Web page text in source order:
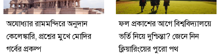
অযোধ্যার রামমন্দিরে অনুদান
কেলেঙ্কারি, প্রশ্নের মুখে মোদির
গর্বের প্রকল্প
ফল প্রকাশের আগে বিশ্ববিদ্যালয়ে
ভর্তি নিয়ে দুশ্চিন্তা? জেনে নিন
ক্লিয়ারিংয়ের পুরো পথ